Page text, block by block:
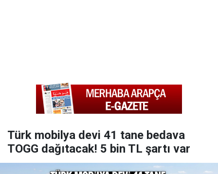
Türk mobilya devi 41 tane bedava
TOGG dağıtacak! 5 bin TL şartı var